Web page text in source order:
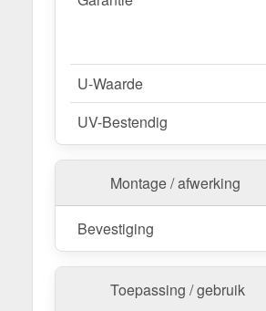
U-Waarde
UV-Bestendig
Montage / afwerking
Bevestiging
Toepassing / gebruik